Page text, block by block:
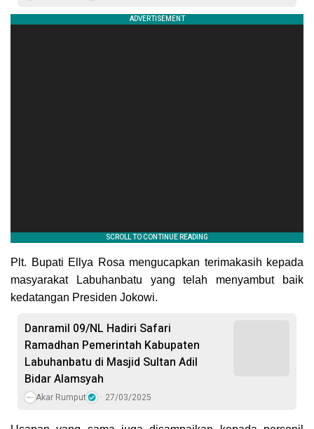
Plt. Bupati Ellya Rosa mengucapkan terimakasih kepada
masyarakat Labuhanbatu yang telah menyambut baik
kedatangan Presiden Jokowi.
Danramil 09/NL Hadiri Safari
Ramadhan Pemerintah Kabupaten
Labuhanbatu di Masjid Sultan Adil
Bidar Alamsyah
Akar Rumput 27/03/2025